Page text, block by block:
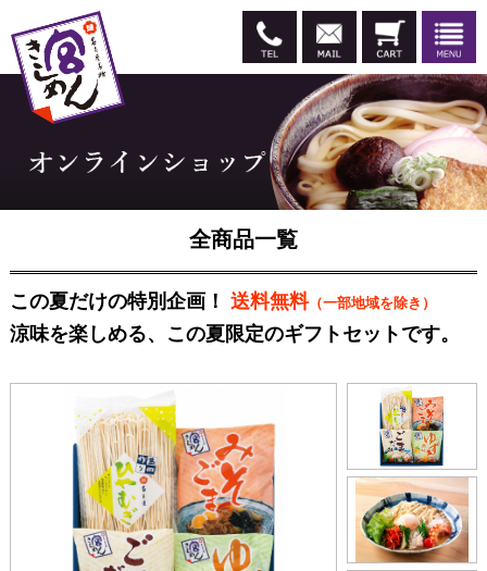
全商品一覧
この夏だけの特別企画！ 送料無料（一部地域を除き）
涼味を楽しめる、この夏限定のギフトセットです。